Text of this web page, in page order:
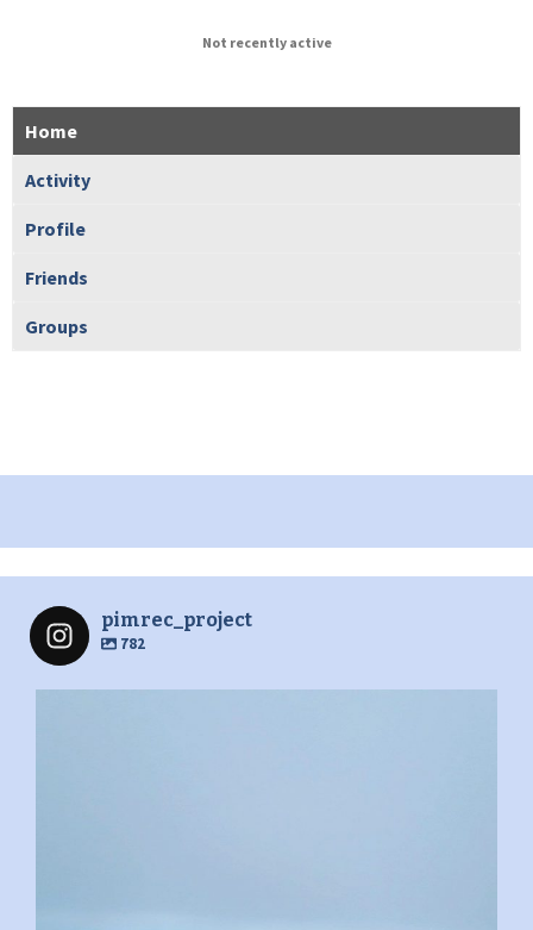
Not recently active
Home
Activity
Profile
Friends
Groups
pimrec_project
782